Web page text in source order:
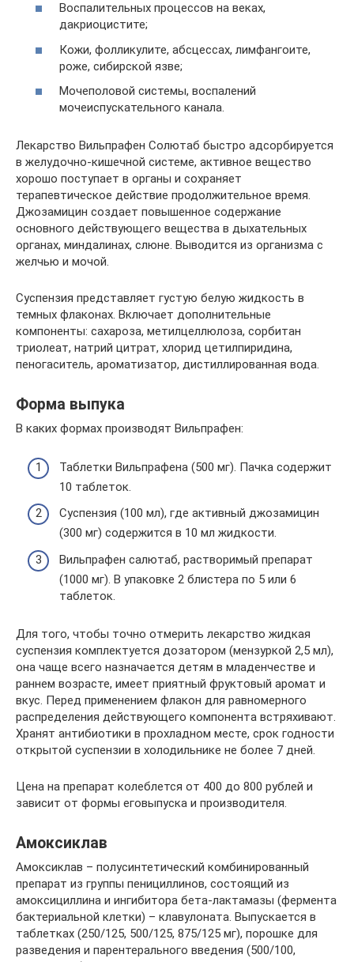
Воспалительных процессов на веках,
дакриоцистите;
Кожи, фолликулите, абсцессах, лимфангоите,
роже, сибирской язве;
Мочеполовой системы, воспалений
мочеиспускательного канала.
Лекарство Вильпрафен Солютаб быстро адсорбируется
в желудочно-кишечной системе, активное вещество
хорошо поступает в органы и сохраняет
терапевтическое действие продолжительное время.
Джозамицин создает повышенное содержание
основного действующего вещества в дыхательных
органах, миндалинах, слюне. Выводится из организма с
желчью и мочой.
Суспензия представляет густую белую жидкость в
темных флаконах. Включает дополнительные
компоненты: сахароза, метилцеллюлоза, сорбитан
триолеат, натрий цитрат, хлорид цетилпиридина,
пеногаситель, ароматизатор, дистиллированная вода.
Форма выпука
В каких формах производят Вильпрафен:
Таблетки Вильпрафена (500 мг). Пачка содержит
10 таблеток.
Суспензия (100 мл), где активный джозамицин
(300 мг) содержится в 10 мл жидкости.
Вильпрафен салютаб, растворимый препарат
(1000 мг). В упаковке 2 блистера по 5 или 6
таблеток.
Для того, чтобы точно отмерить лекарство жидкая
суспензия комплектуется дозатором (мензуркой 2,5 мл),
она чаще всего назначается детям в младенчестве и
раннем возрасте, имеет приятный фруктовый аромат и
вкус. Перед применением флакон для равномерного
распределения действующего компонента встряхивают.
Хранят антибиотики в прохладном месте, срок годности
открытой суспензии в холодильнике не более 7 дней.
Цена на препарат колеблется от 400 до 800 рублей и
зависит от формы еговыпуска и производителя.
Амоксиклав
Амоксиклав – полусинтетический комбинированный
препарат из группы пенициллинов, состоящий из
амоксициллина и ингибитора бета-лактамазы (фермента
бактериальной клетки) – клавулоната. Выпускается в
таблетках (250/125, 500/125, 875/125 мг), порошке для
разведения и парентерального введения (500/100,